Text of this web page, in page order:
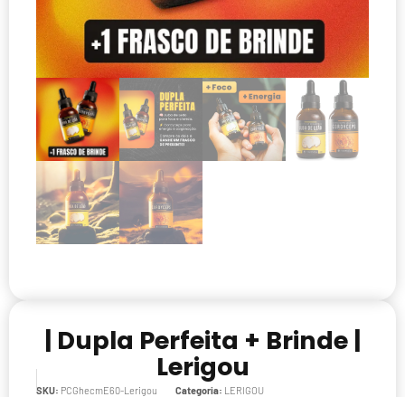
| Dupla Perfeita + Brinde |
Lerigou
SKU: PCGhecmE60-Lerigou Categoria: LERIGOU